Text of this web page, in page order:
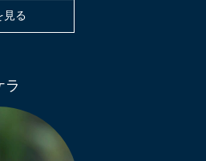
見る
ラ